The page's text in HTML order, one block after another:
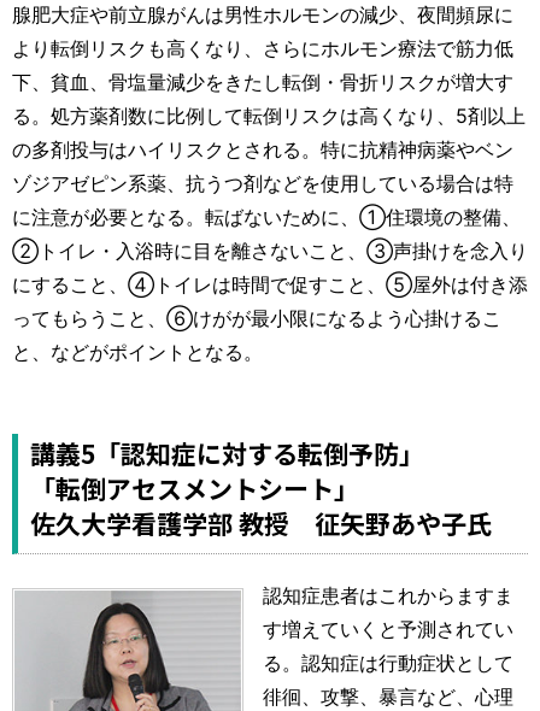
腺肥大症や前立腺がんは男性ホルモンの減少、夜間頻尿に
より転倒リスクも高くなり、さらにホルモン療法で筋力低
下、貧血、骨塩量減少をきたし転倒・骨折リスクが増大す
る。処方薬剤数に比例して転倒リスクは高くなり、5剤以上
の多剤投与はハイリスクとされる。特に抗精神病薬やベン
ゾジアゼピン系薬、抗うつ剤などを使用している場合は特
に注意が必要となる。転ばないために、①住環境の整備、
②トイレ・入浴時に目を離さないこと、③声掛けを念入り
にすること、④トイレは時間で促すこと、⑤屋外は付き添
ってもらうこと、⑥けがが最小限になるよう心掛けるこ
と、などがポイントとなる。
講義5「認知症に対する転倒予防」
「転倒アセスメントシート」
佐久大学看護学部 教授 征矢野あや子氏
認知症患者はこれからますま
す増えていくと予測されてい
る。認知症は行動症状として
徘徊、攻撃、暴言など、心理